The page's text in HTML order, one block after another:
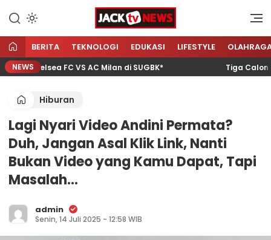
konten
Jacktvnews.com
Sumber Referensi Terpercaya
BERITA TEKNOLOGI EDUKASI LIFESTYLE
NEWS FC VS AC Milan di SUGBK* Tiga Calon
Hiburan
Lagi Nyari Video Andini Permata?
Duh, Jangan Asal Klik Link, Nanti
Bukan Video yang Kamu Dapat, Tapi
Masalah…
admin
Senin, 14 Juli 2025 - 12:58 WIB